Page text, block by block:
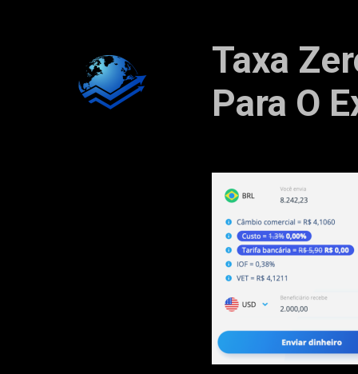
Taxa
Para O